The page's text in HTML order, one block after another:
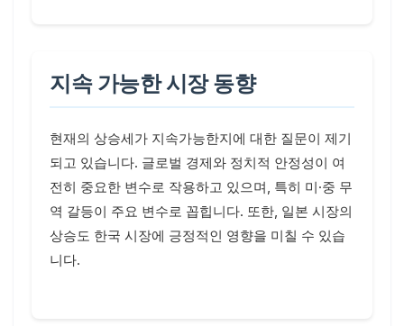
지속 가능한 시장 동향
현재의 상승세가 지속가능한지에 대한 질문이 제기
되고 있습니다. 글로벌 경제와 정치적 안정성이 여
전히 중요한 변수로 작용하고 있으며, 특히 미·중 무
역 갈등이 주요 변수로 꼽힙니다. 또한, 일본 시장의
상승도 한국 시장에 긍정적인 영향을 미칠 수 있습
니다.